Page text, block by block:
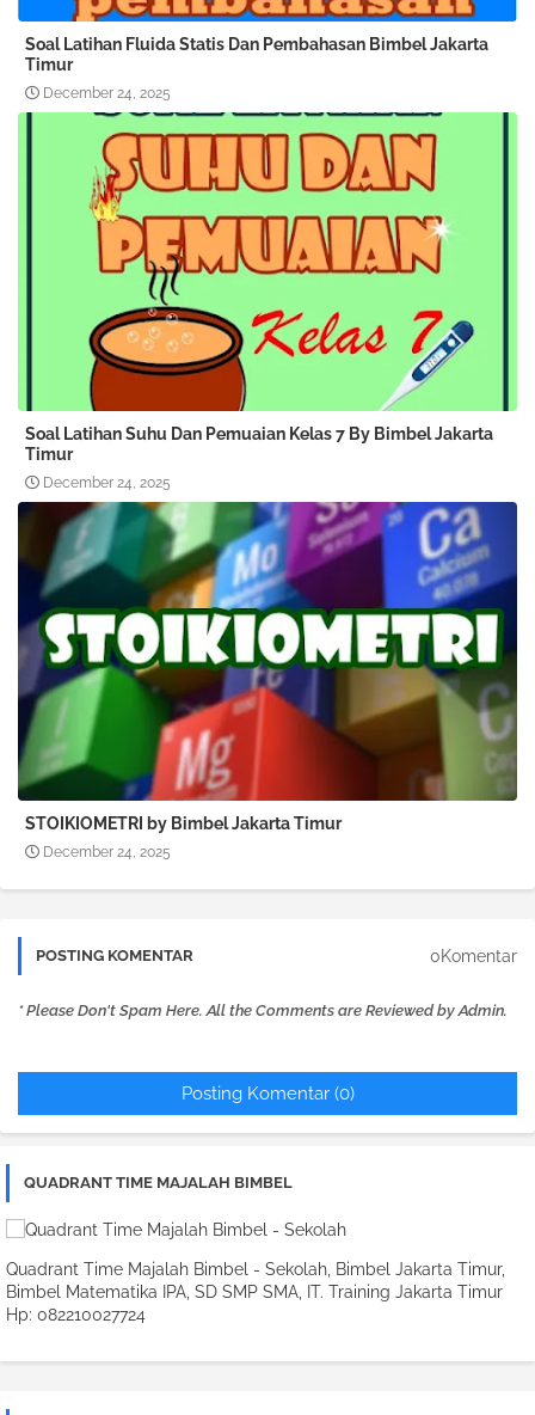
Soal Latihan Fluida Statis Dan Pembahasan Bimbel Jakarta
Timur
December 24, 2025
Soal Latihan Suhu Dan Pemuaian Kelas 7 By Bimbel Jakarta
Timur
December 24, 2025
STOIKIOMETRI by Bimbel Jakarta Timur
December 24, 2025
POSTING KOMENTAR 0Komentar
* Please Don't Spam Here. All the Comments are Reviewed by Admin.
Posting Komentar (0)
QUADRANT TIME MAJALAH BIMBEL
Quadrant Time Majalah Bimbel - Sekolah, Bimbel Jakarta Timur,
Bimbel Matematika IPA, SD SMP SMA, IT. Training Jakarta Timur
Hp: 082210027724